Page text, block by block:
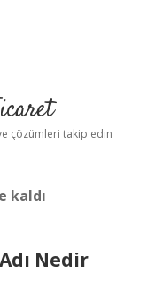
çözümleri takip edin
kaldı
Nedir